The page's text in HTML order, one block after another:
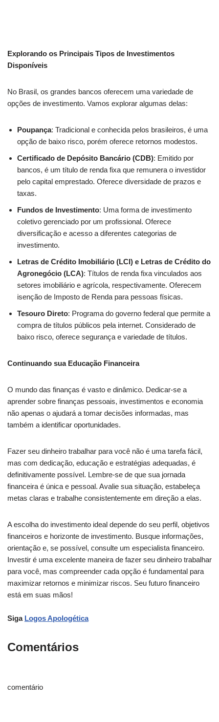
Explorando os Principais Tipos de Investimentos
Disponíveis
No Brasil, os grandes bancos oferecem uma variedade de
opções de investimento. Vamos explorar algumas delas:
Poupança: Tradicional e conhecida pelos brasileiros, é uma
opção de baixo risco, porém oferece retornos modestos.
Certificado de Depósito Bancário (CDB): Emitido por
bancos, é um título de renda fixa que remunera o investidor
pelo capital emprestado. Oferece diversidade de prazos e
taxas.
Fundos de Investimento: Uma forma de investimento
coletivo gerenciado por um profissional. Oferece
diversificação e acesso a diferentes categorias de
investimento.
Letras de Crédito Imobiliário (LCI) e Letras de Crédito do
Agronegócio (LCA): Títulos de renda fixa vinculados aos
setores imobiliário e agrícola, respectivamente. Oferecem
isenção de Imposto de Renda para pessoas físicas.
Tesouro Direto: Programa do governo federal que permite a
compra de títulos públicos pela internet. Considerado de
baixo risco, oferece segurança e variedade de títulos.
Continuando sua Educação Financeira
O mundo das finanças é vasto e dinâmico. Dedicar-se a
aprender sobre finanças pessoais, investimentos e economia
não apenas o ajudará a tomar decisões informadas, mas
também a identificar oportunidades.
Fazer seu dinheiro trabalhar para você não é uma tarefa fácil,
mas com dedicação, educação e estratégias adequadas, é
definitivamente possível. Lembre-se de que sua jornada
financeira é única e pessoal. Avalie sua situação, estabeleça
metas claras e trabalhe consistentemente em direção a elas.
A escolha do investimento ideal depende do seu perfil, objetivos
financeiros e horizonte de investimento. Busque informações,
orientação e, se possível, consulte um especialista financeiro.
Investir é uma excelente maneira de fazer seu dinheiro trabalhar
para você, mas compreender cada opção é fundamental para
maximizar retornos e minimizar riscos. Seu futuro financeiro
está em suas mãos!
Siga Logos Apologética
Comentários
comentário